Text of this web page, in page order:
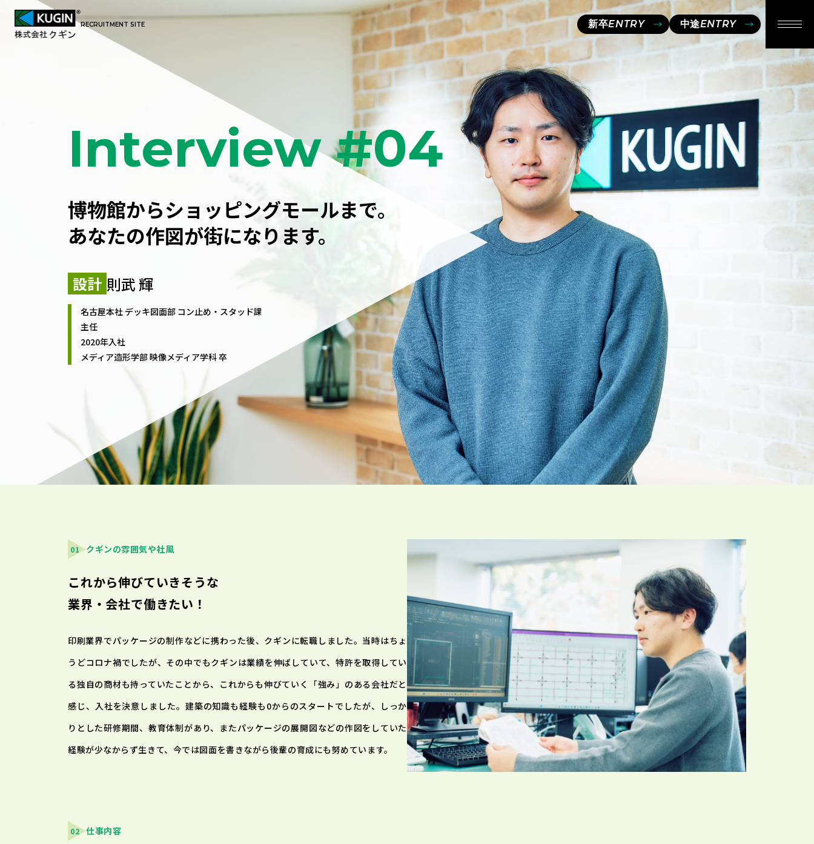
RECRUITMENT SITE 新卒ENTRY 中途ENTRY
Interview #04
博物館からショッピングモールまで。
あなたの作図が街になります。
設計 則武 輝
名古屋本社 デッキ図面部 コン止め・スタッド課
主任
2020年入社
メディア造形学部 映像メディア学科 卒
01 クギンの雰囲気や社風
これから伸びていきそうな
業界・会社で働きたい！
印刷業界でパッケージの制作などに携わった後、クギンに転職しました。当時はちょ
うどコロナ禍でしたが、その中でもクギンは業績を伸ばしていて、特許を取得してい
る独自の商材も持っていたことから、これからも伸びていく「強み」のある会社だと
感じ、入社を決意しました。建築の知識も経験も0からのスタートでしたが、しっか
りとした研修期間、教育体制があり、またパッケージの展開図などの作図をしていた
経験が少なからず生きて、今では図面を書きながら後輩の育成にも努めています。
02 仕事内容